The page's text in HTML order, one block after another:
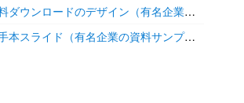
今すぐ真似たい資料ダウンロードのデザイン（有名企業の参考あり）
今すぐ真似たいお手本スライド（有名企業の資料サンプル11選）